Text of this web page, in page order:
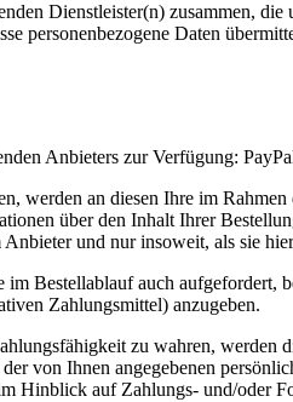
Dienstleister(n) zusammen,
personenbezogene Daten
Anbieters zur Verfügung:
werden an diesen Ihre im
über den Inhalt Ihrer
und nur insoweit, als sie
Bestellablauf auch aufgefordert,
Zahlungsmittel) anzugeben.
zu wahren,
von Ihnen angegebenen
Hinblick auf Zahlungs- und/oder